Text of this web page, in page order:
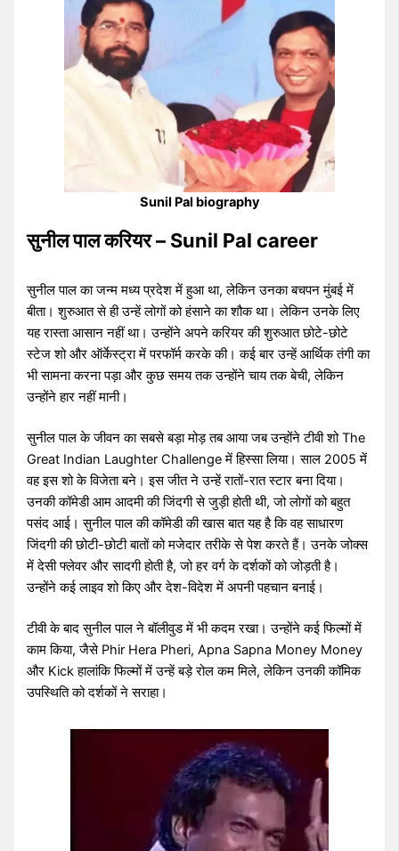
Sunil Pal biography
सुनील पाल करियर – Sunil Pal career
सुनील पाल का जन्म मध्य प्रदेश में हुआ था, लेकिन उनका बचपन मुंबई में
बीता। शुरुआत से ही उन्हें लोगों को हंसाने का शौक था। लेकिन उनके लिए
यह रास्ता आसान नहीं था। उन्होंने अपने करियर की शुरुआत छोटे-छोटे
स्टेज शो और ऑर्केस्ट्रा में परफॉर्म करके की। कई बार उन्हें आर्थिक तंगी का
भी सामना करना पड़ा और कुछ समय तक उन्होंने चाय तक बेची, लेकिन
उन्होंने हार नहीं मानी।
सुनील पाल के जीवन का सबसे बड़ा मोड़ तब आया जब उन्होंने टीवी शो The
Great Indian Laughter Challenge में हिस्सा लिया। साल 2005 में
वह इस शो के विजेता बने। इस जीत ने उन्हें रातों-रात स्टार बना दिया।
उनकी कॉमेडी आम आदमी की जिंदगी से जुड़ी होती थी, जो लोगों को बहुत
पसंद आई। सुनील पाल की कॉमेडी की खास बात यह है कि वह साधारण
जिंदगी की छोटी-छोटी बातों को मजेदार तरीके से पेश करते हैं। उनके जोक्स
में देसी फ्लेवर और सादगी होती है, जो हर वर्ग के दर्शकों को जोड़ती है।
उन्होंने कई लाइव शो किए और देश-विदेश में अपनी पहचान बनाई।
टीवी के बाद सुनील पाल ने बॉलीवुड में भी कदम रखा। उन्होंने कई फिल्मों में
काम किया, जैसे Phir Hera Pheri, Apna Sapna Money Money
और Kick हालांकि फिल्मों में उन्हें बड़े रोल कम मिले, लेकिन उनकी कॉमिक
उपस्थिति को दर्शकों ने सराहा।